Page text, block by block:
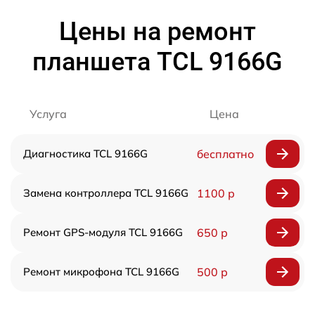
Цены на ремонт
планшета TCL 9166G
Услуга Цена
Диагностика TCL 9166G бесплатно
Замена контроллера TCL 9166G 1100 р
Ремонт GPS-модуля TCL 9166G 650 р
Ремонт микрофона TCL 9166G 500 р